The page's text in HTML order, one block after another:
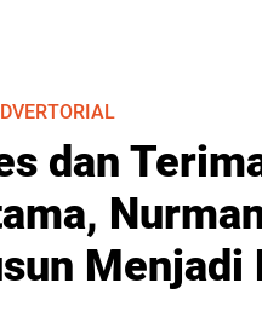
dan
Menjadi